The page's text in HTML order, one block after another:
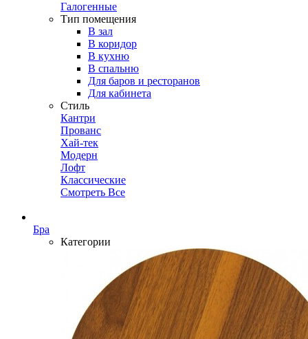
Галогенные
Тип помещения
В зал
В коридор
В кухню
В спальню
Для баров и ресторанов
Для кабинета
Стиль
Кантри
Прованс
Хай-тек
Модерн
Лофт
Классические
Смотреть Все
Бра
Категории